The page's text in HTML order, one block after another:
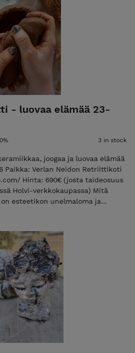
- luovaa elämää 23-
3 in stock
joogaa ja luovaa elämää
Hinta: 690€ (josta taideosuus
Holvi-verkkokaupassa) Mitä
esteetikon unelmaloma ja
ja lempineuleesi mukaan ja
vuoden pimeimpään ja
CERAMIC VESSEL for Your Own
retriittikodin lämmin tunnelma on
keramiikkaesineiden muotoiluun.
sisältämme syntyviä muotoja
jotka kannattelevat
henkeä. Tällä retriitillä emme siis
tekniikan kautta vaan
voi olla esimerkiksi ruukku,
voit asetella talven